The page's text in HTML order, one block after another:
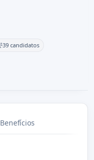
39 candidatos
Benefícios